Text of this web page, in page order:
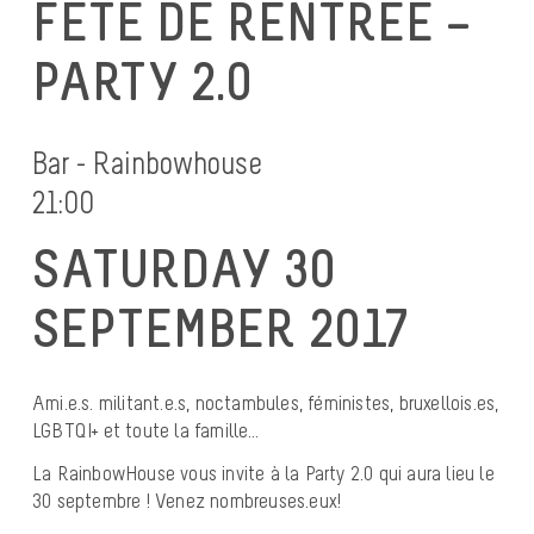
FÊTE DE RENTRÉE –
PARTY 2.0
Bar - Rainbowhouse
21:00
SATURDAY 30
SEPTEMBER 2017
Ami.e.s. militant.e.s, noctambules, féministes, bruxellois.es,
LGBTQI+ et toute la famille…
La RainbowHouse vous invite à la Party 2.0 qui aura lieu le
30 septembre ! Venez nombreuses.eux!